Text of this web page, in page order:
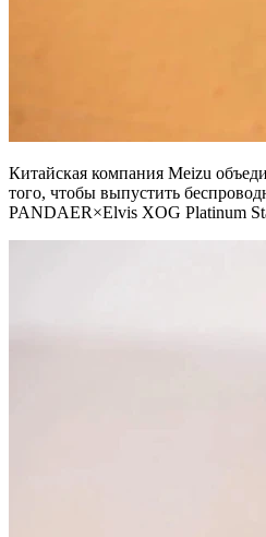
Китайская компания Meizu
того, чтобы выпустить
PANDAER×Elvis XOG Platinum